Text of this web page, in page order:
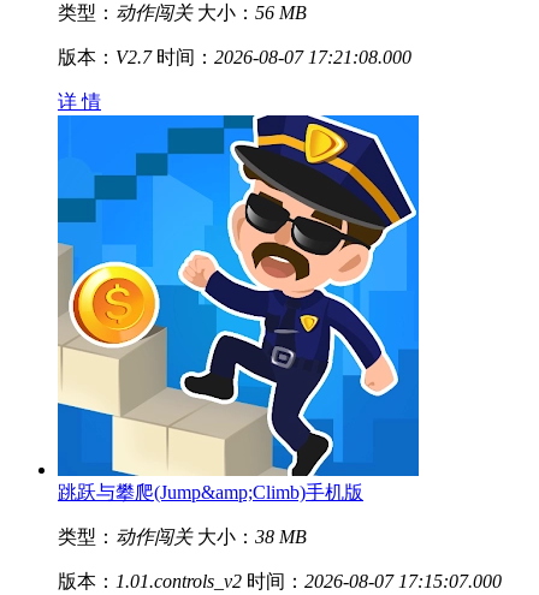
类型： 动作闯关 大小： 56 MB
版本： V2.7 时间： 2026-08-07 17:21:08.000
详 情
跳跃与攀爬(Jump&amp;Climb)手机版
类型： 动作闯关 大小： 38 MB
版本： 1.01.controls_v2 时间： 2026-08-07 17:15:07.000